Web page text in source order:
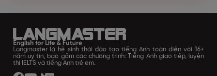
English for Life & Future
Langmaster là hệ sinh thái đào tạo tiếng Anh toàn diện với 16+
năm uy tín, bao gồm các chương trình: Tiếng Anh giao tiếp, luyện
thi IELTS và tiếng Anh trẻ em.